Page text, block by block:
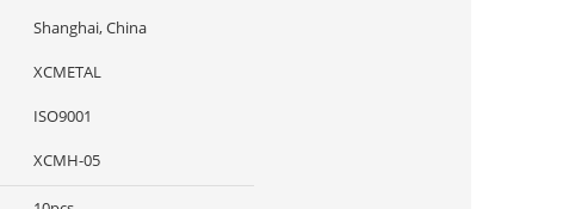
Shanghai, China
XCMETAL
ISO9001
XCMH-05